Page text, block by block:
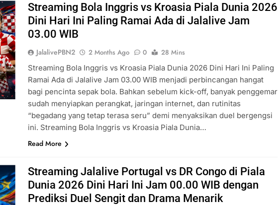
Streaming Bola Inggris vs Kroasia Piala Dunia 2026
Dini Hari Ini Paling Ramai Ada di Jalalive Jam
03.00 WIB
JalalivePBN2 2 Months Ago 0
28 Mins
Streaming Bola Inggris vs Kroasia Piala Dunia 2026 Dini Hari Ini Paling
Ramai Ada di Jalalive Jam 03.00 WIB menjadi perbincangan hangat
bagi pencinta sepak bola. Bahkan sebelum kick-off, banyak penggemar
sudah menyiapkan perangkat, jaringan internet, dan rutinitas
“begadang yang tetap terasa seru” demi menyaksikan duel bergengsi
ini. Streaming Bola Inggris vs Kroasia Piala Dunia…
Read More
Streaming Jalalive Portugal vs DR Congo di Piala
Dunia 2026 Dini Hari Ini Jam 00.00 WIB dengan
Prediksi Duel Sengit dan Drama Menarik